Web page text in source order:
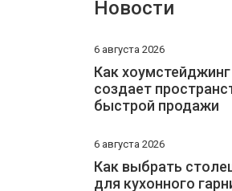
Новости
6 августа 2026
Как хоумстейджинг
создает
быстрой продажи
6 августа 2026
Как выбрать
для кухонного